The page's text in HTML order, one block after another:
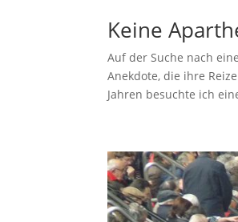
Keine
Auf der Suche nach
Anekdote, die ihre
Jahren besuchte ich